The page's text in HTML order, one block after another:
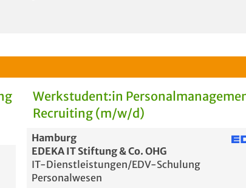
Werkstudent:in
Recruiting (m/w/d)
Hamburg
EDEKA IT Stiftung & Co. OHG
IT-Dienstleistungen/EDV-Schulung
Personalwesen